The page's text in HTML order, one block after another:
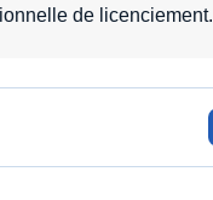
de licenciement.